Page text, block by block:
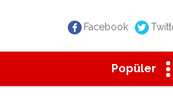
Facebook
Popüler